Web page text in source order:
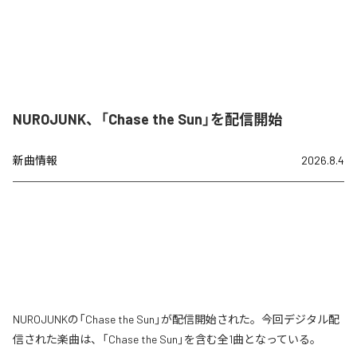
NUROJUNK、「Chase the Sun」を配信開始
新曲情報 2026.8.4
NUROJUNKの「Chase the Sun」が配信開始された。今回デジタル配
信された楽曲は、「Chase the Sun」を含む全1曲となっている。